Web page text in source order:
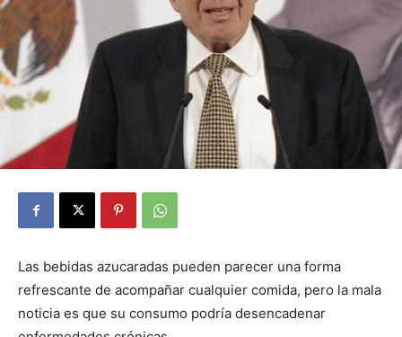
Las bebidas azucaradas pueden parecer una forma
refrescante de acompañar cualquier comida, pero la mala
noticia es que su consumo podría desencadenar